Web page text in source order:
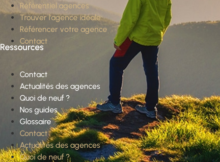
Référentiel agences
Trouver l’agence idéale
Référencer votre agence
Contact
Ressources
Contact
Actualités des agences
Quoi de neuf ?
Nos guides
Glossaire
Contact
Actualités des agences
Quoi de neuf ?